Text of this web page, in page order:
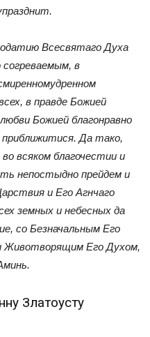
Всесвятаго Духа
в
в правде Божией
Божией благонравно
Да тако,
всяком благочестии и
непостыдно прейдем и
и Его Агнчаго
земных и небесных да
со Безначальным Его
Его Духом,
Златоусту